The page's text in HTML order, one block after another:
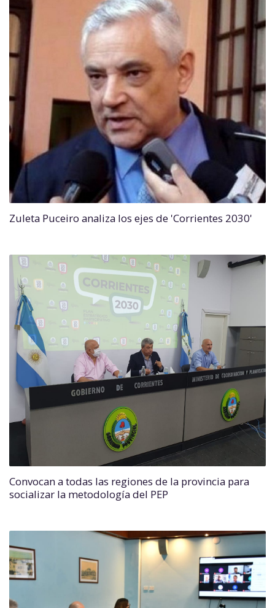
Zuleta Puceiro analiza los ejes de 'Corrientes 2030'
Convocan a todas las regiones de la provincia para
socializar la metodología del PEP